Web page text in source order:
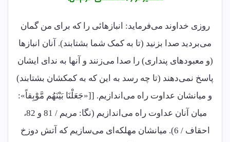
روزی خداوند می‌فرماید: انبازهائی را که برای من گمان
می‌بردید صدا بزنید (تا به کمک شما بشتابند). آنان انبازها
(و معبودهای پنداری) را صدا می‌زنند و آنها به ندای ایشان
پاسخ نمی‌دهند (تا چه رسد به این که به کمکشان بشتابند)
و میانشان عداوت راه می‌اندازیم. [[«جَعَلْنَا بَیْنَهُم مَّوْبِقاً»:
میان آنان عداوت راه می‌اندازیم (نگا: مریم / 81 و 82،
احقاف / 6). میانشان مهلکه‌ای می‌سازیم که آتش دوزخ